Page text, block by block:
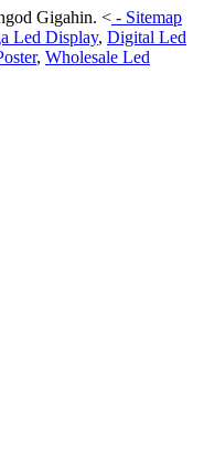
Gigahin. < - Sitemap
Led Display, Digital Led
, Wholesale Led